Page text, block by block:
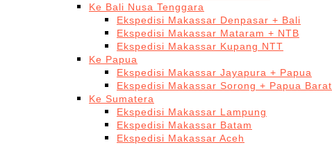
Ke Bali Nusa Tenggara
Ekspedisi Makassar Denpasar + Bali
Ekspedisi Makassar Mataram + NTB
Ekspedisi Makassar Kupang NTT
Ke Papua
Ekspedisi Makassar Jayapura + Papua
Ekspedisi Makassar Sorong + Papua Barat
Ke Sumatera
Ekspedisi Makassar Lampung
Ekspedisi Makassar Batam
Ekspedisi Makassar Aceh